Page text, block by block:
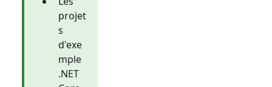
projet
s
d'exe
mple
.NET